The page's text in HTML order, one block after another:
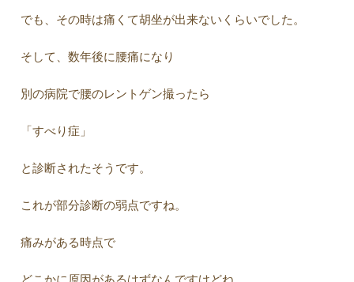
でも、その時は痛くて胡坐が出来ないくらいでした。
そして、数年後に腰痛になり
別の病院で腰のレントゲン撮ったら
「すべり症」
と診断されたそうです。
これが部分診断の弱点ですね。
痛みがある時点で
どこかに原因があるはずなんですけどね。